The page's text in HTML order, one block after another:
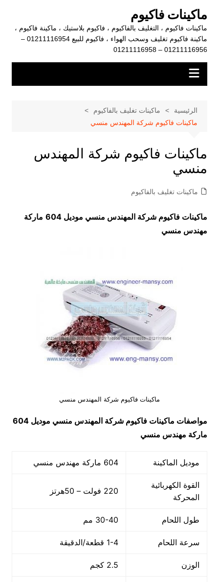
المحتوى
ماكينات فاكيوم
ماكينات فاكيوم ، التغليف بالفاكيوم ، فاكيوم بلاستيك ، ماكينة فاكيوم ،
ماكينة فاكيوم تغليف وسحب الهواء ، فاكيوم للبيع 01211116954 –
01211116956 – 01211116958
الرئيسية
ماكينات تغليف بالفاكيوم
ماكينات فاكيوم شركة المهندس منسي
ماكينات فاكيوم شركة المهندس
منسي
ماكينات تغليف بالفاكيوم
ماكينات فاكيوم شركة المهندس منسي موديل 604
ماركة
مهندس منسي
ماكينات فاكيوم شركة المهندس منسي
مواصفات ماكينات فاكيوم شركة المهندس منسي موديل 604
ماركة مهندس منسي
موديل الماكينة 604 ماركة مهندس منسي
القوة الكهربائية
المحركة
220 فولت – 50هرتز
طول اللحام 30-40 مم
سرعة اللحام 1-4 قطعة/الدقيقة
الوزن 2.5 كجم